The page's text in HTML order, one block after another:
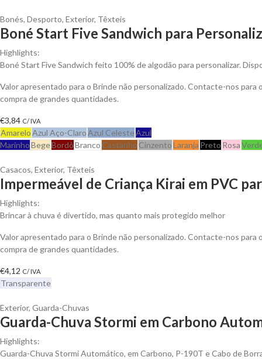
Bonés, Desporto, Exterior, Têxteis
Boné Start Five Sandwich para
Highlights:
Boné Start Five Sandwich feito 100% de algodão para personalizar.
Valor apresentado para o Brinde não personalizado. Contacte-nos para
compra de grandes quantidades.
€3,84 C/ IVA
AmareloAzul Aço-ClaroAzul CelesteAzul
MarinhoBegeBordôBranco Castanho CinzentoLaranja Preto Rosa
Casacos, Exterior, Têxteis
Impermeável de Criança Kirai em PVC
Highlights:
Brincar à chuva é divertido, mas quanto mais protegido melhor
Valor apresentado para o Brinde não personalizado. Contacte-nos para
compra de grandes quantidades.
€4,12 C/ IVA
Transparente
Exterior, Guarda-Chuvas
Guarda-Chuva Stormi em Carbono
Highlights:
Guarda-Chuva Stormi Automático, em Carbono, P-190T e Cabo de